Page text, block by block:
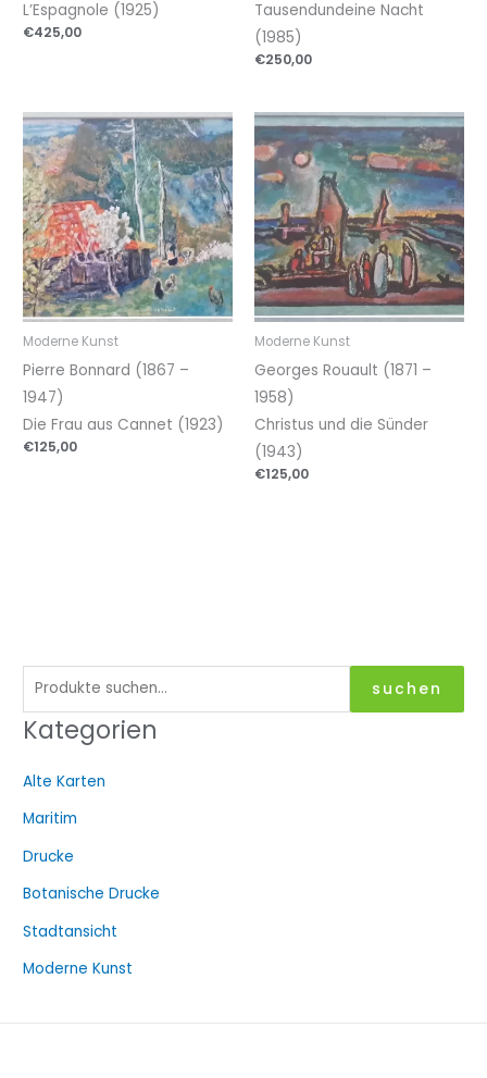
u
c
n
a
c
:
suchen
Kategorien
Alte Karten
Maritim
Drucke
Botanische Drucke
Stadtansicht
Moderne Kunst
L’Espagnole (1925)
€425,00
Tausendundeine Nacht
(1985)
€250,00
Moderne Kunst
Pierre Bonnard (1867 –
1947)
Die Frau aus Cannet (1923)
€125,00
Moderne Kunst
Georges Rouault (1871 –
1958)
Christus und die Sünder
(1943)
€125,00